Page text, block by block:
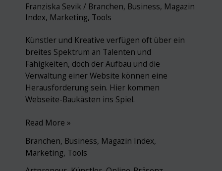
Franziska Sevik/ Branchen, Business, Magazin
Index, Marketing, Tools
Künstler und Kreative verfügen oft über ein
breites Spektrum an Talenten und
Fähigkeiten, doch der Aufbau und die
Verwaltung einer Website können eine
Herausforderung sein. Hier kommen
Webseite-Baukästen ins Spiel.
Website-
für
Künstler:
Read More »
Branchen, Business, Magazin Index,
Marketing, Tools